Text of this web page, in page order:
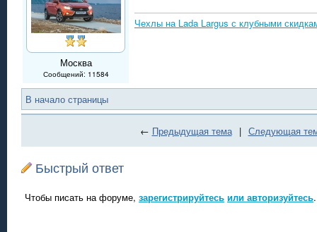
Москва
Сообщений: 11584
Чехлы на Lada Largus с клубными
В начало страницы
← Предыдущая тема | Следующая
Быстрый ответ
Чтобы писать на форуме, зарегистрируйтесь или авторизуйтесь.